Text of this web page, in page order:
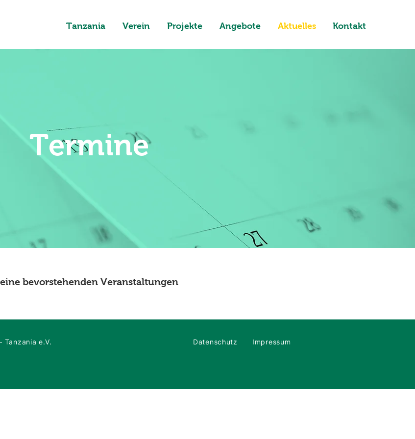
Tanzania Verein Projekte Angebote Aktuelles Kontakt
Termine
bevorstehenden Veranstaltungen
Tanzania e.V. Datenschutz Impressum